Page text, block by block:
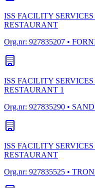
ISS FACILITY
RESTAURANT
Org.nr: 927835207 •
ISS FACILITY
RESTAURANT 1
Org.nr: 927835290 •
ISS FACILITY
RESTAURANT
Org.nr: 927835525 •